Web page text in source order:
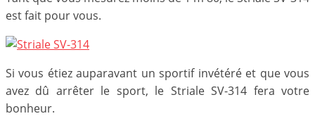
est fait pour vous.
Si vous étiez auparavant un sportif invétéré et que vous
avez dû arrêter le sport, le Striale SV-314 fera votre
bonheur.